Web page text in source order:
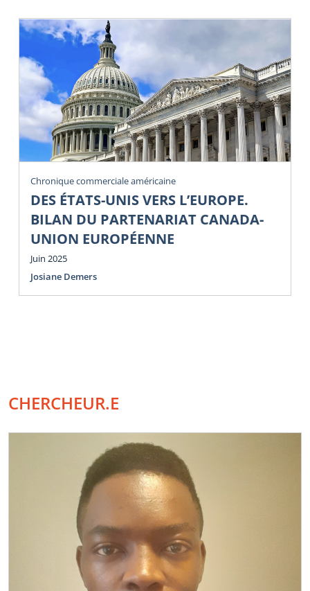
Chronique commerciale américaine
DES ÉTATS-UNIS VERS L’EUROPE.
BILAN DU PARTENARIAT CANADA-
UNION EUROPÉENNE
Juin 2025
Josiane Demers
CHERCHEUR.E